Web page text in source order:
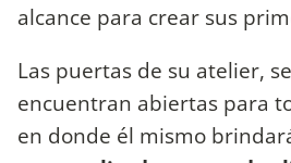
alcance para crear sus
Las puertas de su atelier, se
encuentran abiertas para
en donde él mismo